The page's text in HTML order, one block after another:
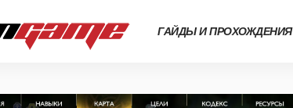
ГАЙДЫ И ПРОХОЖДЕНИЯ